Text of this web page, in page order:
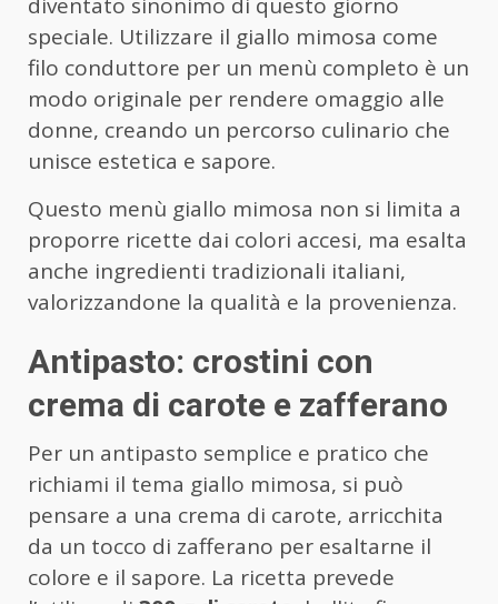
diventato sinonimo di questo giorno
speciale. Utilizzare il giallo mimosa come
filo conduttore per un menù completo è un
modo originale per rendere omaggio alle
donne, creando un percorso culinario che
unisce estetica e sapore.
Questo menù giallo mimosa non si limita a
proporre ricette dai colori accesi, ma esalta
anche ingredienti tradizionali italiani,
valorizzandone la qualità e la provenienza.
Antipasto: crostini con
crema di carote e zafferano
Per un antipasto semplice e pratico che
richiami il tema giallo mimosa, si può
pensare a una crema di carote, arricchita
da un tocco di zafferano per esaltarne il
colore e il sapore. La ricetta prevede